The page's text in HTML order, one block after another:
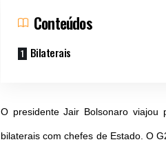
Conteúdos
Bilaterais
O presidente Jair Bolsonaro
bilaterais com chefes de Estado. O